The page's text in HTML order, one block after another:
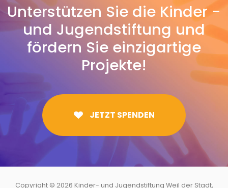
Unterstützen Sie die Kinder -
und Jugendstiftung und
fördern Sie einzigartige
Projekte!
JETZT SPENDEN
Copyright © 2026 Kinder- und Jugendstiftung Weil der Stadt,